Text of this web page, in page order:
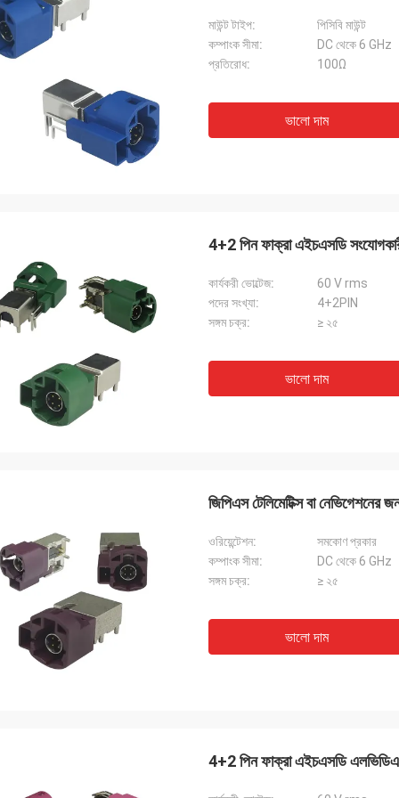
মাউন্ট টাইপ:
পিসিবি মাউন্ট
কম্পাংক সীমা:
DC থেকে 6 GHz
প্রতিরোধ:
100Ω
ভালো দাম
4+2 পিন ফাক্রা এইচএসডি
কার্যকরী ভোল্টেজ:
60 V rms
পদের সংখ্যা:
4+2PIN
সঙ্গম চক্র:
≥ ২৫
ভালো দাম
জিপিএস টেলিমেটিক্স বা
ওরিয়েন্টেশন:
সমকোণ প্রকার
কম্পাংক সীমা:
DC থেকে 6 GHz
সঙ্গম চক্র:
≥ ২৫
ভালো দাম
4+2 পিন ফাক্রা এইচএসডি এলভিডিএস